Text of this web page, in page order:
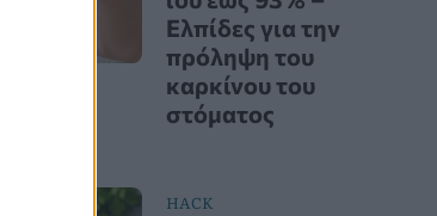
Ελπίδες για την
πρόληψη του
καρκίνου του
στόματος
HACK